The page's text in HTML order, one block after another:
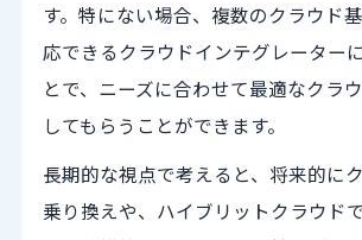
す。特にない場合、複数のクラウド
応できるクラウドインテグレーター
とで、ニーズに合わせて最適なクラ
してもらうことができます。
長期的な視点で考えると、将来的に
乗り換えや、ハイブリットクラウド